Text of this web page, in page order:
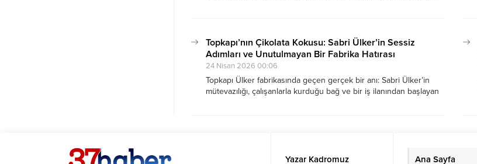
Topkapı’nın Çikolata Kokusu: Sabri Ülker’in Sessiz
Adımları ve Unutulmayan Bir Fabrika Hatırası
24 Nisan 2026 00:06
Topkapı Ülker fabrikasında geçen gerçek bir anı: Sabri Ülker’in
mütevazılığı, çalışanlarla kurduğu bağ ve bir iş ilanından başlayan
Yazar Kadromuz Ana Sayfa